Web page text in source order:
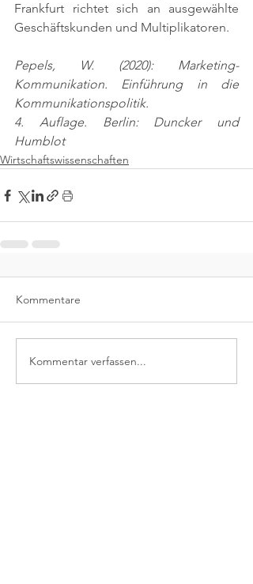
Frankfurt richtet sich an ausgewählte
Geschäftskunden und Multiplikatoren.
Pepels, W. (2020): Marketing-
Kommunikation. Einführung in die
Kommunikationspolitik.
4. Auflage. Berlin: Duncker und
Humblot
Wirtschaftswissenschaften
Kommentare
Kommentar verfassen...